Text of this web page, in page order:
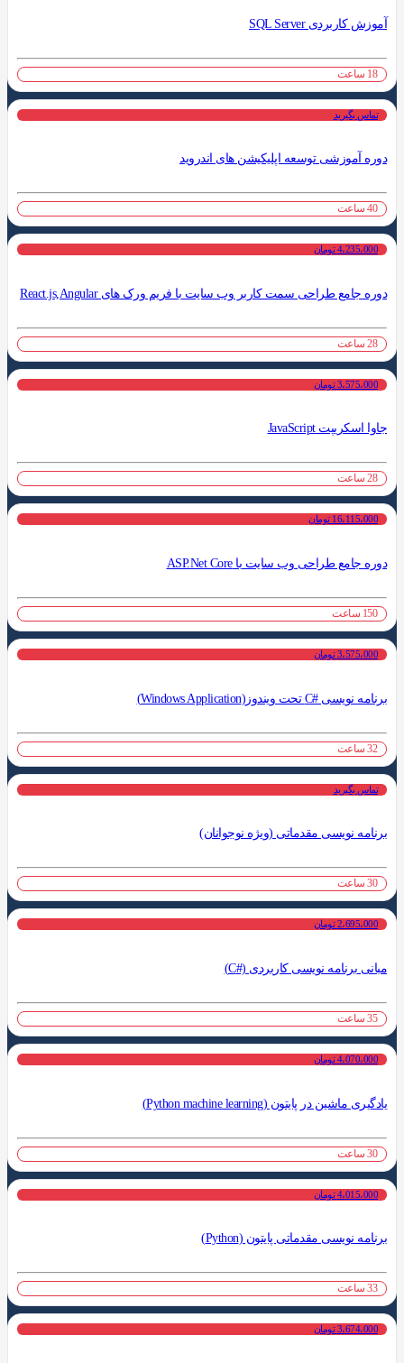
آموزش کاربردی SQL Server
18 ساعت
تماس بگیرید
دوره آموزشی توسعه اپلیکیشن های اندروید
40 ساعت
4،235،000 تومان
دوره جامع طراحی سمت کاربر وب سایت با فریم ورک های React.js,Angular
28 ساعت
3،575،000 تومان
جاوا اسکریپت JavaScript
28 ساعت
16،115،000 تومان
دوره جامع طراحی وب سایت با ASP.Net Core
150 ساعت
3،575،000 تومان
برنامه نویسی #C تحت ویندوز(Windows Application)
32 ساعت
تماس بگیرید
برنامه نویسی مقدماتی (ویژه نوجوانان)
30 ساعت
2،695،000 تومان
مبانی برنامه نویسی کاربردی (#C)
35 ساعت
4،070،000 تومان
یادگیری ماشین در پایتون (Python machine learning)
30 ساعت
4،015،000 تومان
برنامه نویسی مقدماتی پایتون (Python)
33 ساعت
3،674،000 تومان